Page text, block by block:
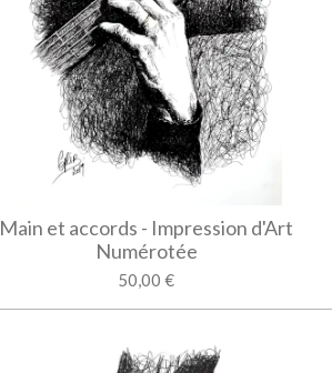
Main et accords - Impression d'Art
Numérotée
50,00 €